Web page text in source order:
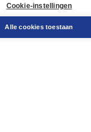
Cookie-instellingen
Alle cookies toestaan